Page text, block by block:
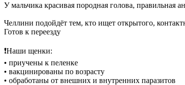
У мальчика красивая породная голова, правильная
Челлини подойдёт тем, кто ищет открытого,
Готов к переезду
❗️Наши щенки:
• приучены к пеленке
• вакцинированы по возрасту
• обработаны от внешних и внутренних паразитов